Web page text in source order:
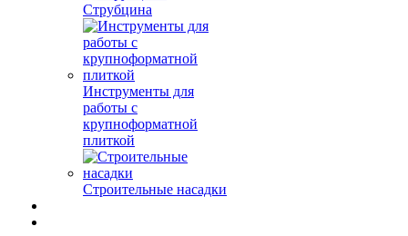
Струбцина
Инструменты для
работы с
крупноформатной
плиткой
Строительные насадки